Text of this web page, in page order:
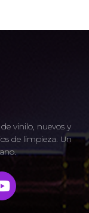
vinilo, nuevos y
de limpieza. Un